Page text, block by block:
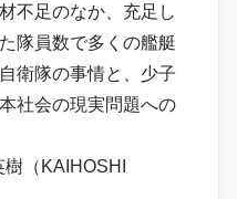
不足のなか、充足し
隊員数で多くの艦艇
衛隊の事情と、少子
社会の現実問題への
（KAIHOSHI